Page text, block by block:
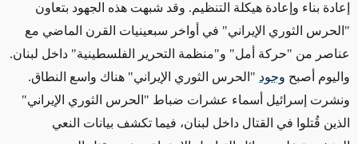
إعادة بناء وإعادة هيكلة التنظيم. وقد شبهت هذه الجهود بتعاون
"الحرس الثوري الإيراني" في أواخر سبعينيات القرن الماضي مع
عناصر من "حركة أمل" و"منظمة التحرير الفلسطينية" داخل لبنان.
واليوم أصبح وجود "الحرس الثوري الإيراني" هناك واسع النطاق.
ونشرت إسرائيل أسماء عشرات ضباط "الحرس الثوري الإيراني"
الذين قُتلوا في القتال داخل لبنان، فيما تكشف بيانات النعي